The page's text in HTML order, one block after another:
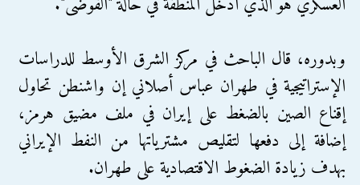
وبدوره، قال الباحث في مركز الشرق الأوسط للدراسات
الإستراتيجية في طهران عباس أصلاني إن واشنطن تحاول
إقناع الصين بالضغط على إيران في ملف مضيق هرمز،
إضافة إلى دفعها لتقليص مشترياتها من النفط الإيراني
بهدف زيادة الضغوط الاقتصادية على طهران.